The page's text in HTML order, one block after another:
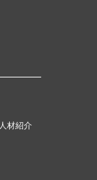
人材紹介